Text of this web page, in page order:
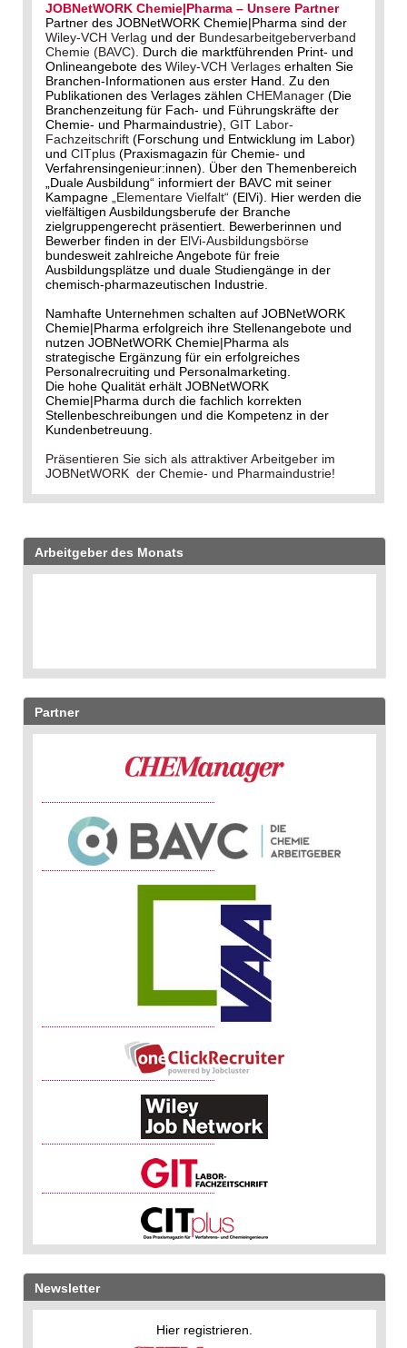
JOBNetWORK Chemie|Pharma – Unsere Partner
Partner des JOBNetWORK Chemie|Pharma sind der
Wiley-VCH Verlag und der Bundesarbeitgeberverband
Chemie (BAVC). Durch die marktführenden Print- und
Onlineangebote des Wiley-VCH Verlages erhalten Sie
Branchen-Informationen aus erster Hand. Zu den
Publikationen des Verlages zählen CHEManager (Die
Branchenzeitung für Fach- und Führungskräfte der
Chemie- und Pharmaindustrie), GIT Labor-
Fachzeitschrift (Forschung und Entwicklung im Labor)
und CITplus (Praxismagazin für Chemie- und
Verfahrensingenieur:innen). Über den Themenbereich
„Duale Ausbildung“ informiert der BAVC mit seiner
Kampagne „Elementare Vielfalt“ (ElVi). Hier werden die
vielfältigen Ausbildungsberufe der Branche
zielgruppengerecht präsentiert. Bewerberinnen und
Bewerber finden in der ElVi-Ausbildungsbörse
bundesweit zahlreiche Angebote für freie
Ausbildungsplätze und duale Studiengänge in der
chemisch-pharmazeutischen Industrie.
Namhafte Unternehmen schalten auf JOBNetWORK
Chemie|Pharma erfolgreich ihre Stellenangebote und
nutzen JOBNetWORK Chemie|Pharma als
strategische Ergänzung für ein erfolgreiches
Personalrecruiting und Personalmarketing.
Die hohe Qualität erhält JOBNetWORK
Chemie|Pharma durch die fachlich korrekten
Stellenbeschreibungen und die Kompetenz in der
Kundenbetreuung.
Präsentieren Sie sich als attraktiver Arbeitgeber im
JOBNetWORK der Chemie- und Pharmaindustrie!
Arbeitgeber des Monats
Partner
Newsletter
Hier registrieren.